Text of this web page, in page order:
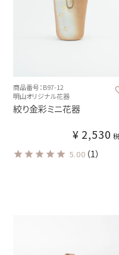
商品番号：B97-12
明山オリジナル花器
絞り金彩ミニ花器
¥ 2,530
5.00 （1）